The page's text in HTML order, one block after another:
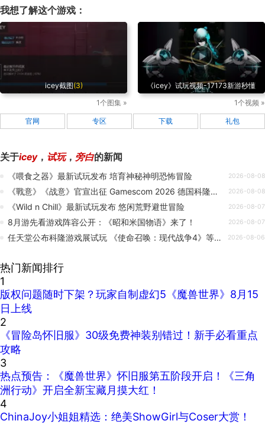
我想了解这个游戏：
icey截图(3)
1个图集 »
《icey》试玩视频-17173新游秒懂
1个视频 »
官网 专区 下载 礼包
关于icey， 试玩， 旁白的新闻
《喂食之器》最新试玩发布 培育神秘神明恐怖冒险 2026-08-08
《戰意》《战意》官宣出征 Gamescom 2026 德国科隆国际游戏展！ 2026-08-08
《Wild n Chill》最新试玩发布 悠闲荒野避世冒险 2026-08-07
8月游先看游戏阵容公开：《昭和米国物语》来了！ 2026-08-07
任天堂公布科隆游戏展试玩 《使命召唤：现代战争4》等3A大作 2026-08-06
热门新闻排行
1
版权问题随时下架？玩家自制虚幻5《魔兽世界》8月15
日上线
2
《冒险岛怀旧服》30级免费神装别错过！新手必看重点
攻略
3
热点预告：《魔兽世界》怀旧服第五阶段开启！《三角
洲行动》开启全新宝藏月摸大红！
4
ChinaJoy小姐姐精选：绝美ShowGirl与Coser大赏！